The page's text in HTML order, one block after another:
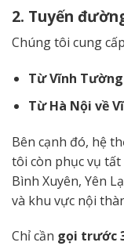
2. Tuyến
Chúng tôi cung
Từ Vĩnh
Từ Hà Nội về
Bên cạnh đó, hệ
tôi còn phục vụ tất
Bình Xuyên, Yên
và khu vực nội
Chỉ cần gọi trước